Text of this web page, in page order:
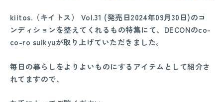
kiitos. （キイトス） Vol.31 (発売日2024年09月30 日)のコ
ンディションを整えてくれるもの特集にて、 DECONのco-
co-ro suikyuが取り上げていただきました。
毎日の暮らしをよりよいものにするアイテムとして紹介さ
れてますので、